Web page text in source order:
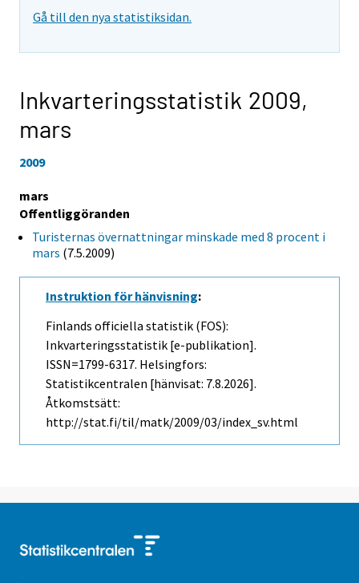
Gå till den nya statistiksidan.
Inkvarteringsstatistik 2009,
mars
2009
mars
Offentliggöranden
Turisternas övernattningar minskade med 8 procent i
mars (7.5.2009)
Instruktion för hänvisning:
Finlands officiella statistik (FOS):
Inkvarteringsstatistik [e-publikation].
ISSN=1799-6317. Helsingfors:
Statistikcentralen [hänvisat: 7.8.2026].
Åtkomstsätt:
http://stat.fi/til/matk/2009/03/index_sv.html